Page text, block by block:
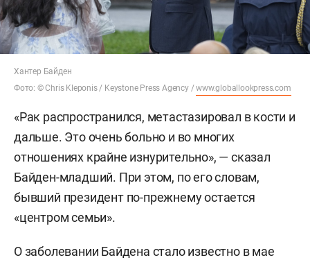
Хантер Байден
Фото: © Chris Kleponis / Keystone Press Agency /www.globallookpress.com
«Рак распространился, метастазировал в кости и
дальше. Это очень больно и во многих
отношениях крайне изнурительно», — сказал
Байден-младший. При этом, по его словам,
бывший президент по-прежнему остается
«центром семьи».
О заболевании Байдена стало известно в мае